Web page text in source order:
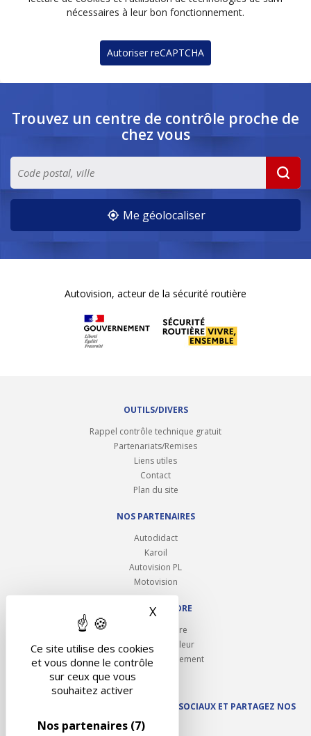
Ce site utilise des cookies
et vous donne le contrôle
sur ceux que vous
souhaitez activer
Nos partenaires (7)
X Masquer le bandeau des
nécessaires à leur bon fonctionnement.
Autoriser reCAPTCHA
Trouvez un centre de contrôle proche de
chez vous
Me géolocaliser
Autovision, acteur de la sécurité routière
OUTILS/DIVERS
Rappel contrôle technique gratuit
Partenariats/Remises
Liens utiles
Contact
Plan du site
NOS PARTENAIRES
Autodidact
Karoil
Autovision PL
Motovision
NOUS REJOINDRE
Ouvrir un centre
Devenez contrôleur
Carrières et recrutement
SUIVEZ AUTOVISION SUR LES RÉSEAUX SOCIAUX ET PARTAGEZ NOS
ACTUS